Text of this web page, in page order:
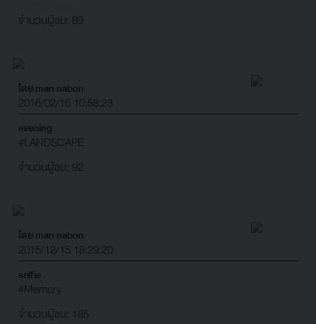
จำนวนผู้ชม: 89
โดย man nabon
2016/02/16 10:58:23
evening
#LANDSCAPE
จำนวนผู้ชม: 92
โดย man nabon
2015/12/15 18:29:20
selfie
#Memory
จำนวนผู้ชม: 185